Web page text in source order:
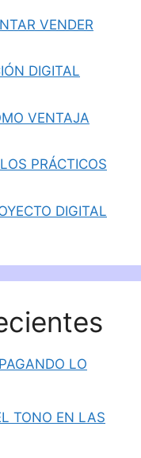
VENDER
DIGITAL
VENTAJA
PRÁCTICOS
DIGITAL
LO
TONO EN LAS